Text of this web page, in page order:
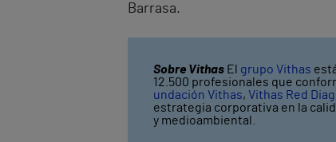
Barrasa.
Sobre Vithas El grupo Vithas
12.500 profesionales que
undación Vithas, Vithas Red
estrategia corporativa en la
y medioambiental.